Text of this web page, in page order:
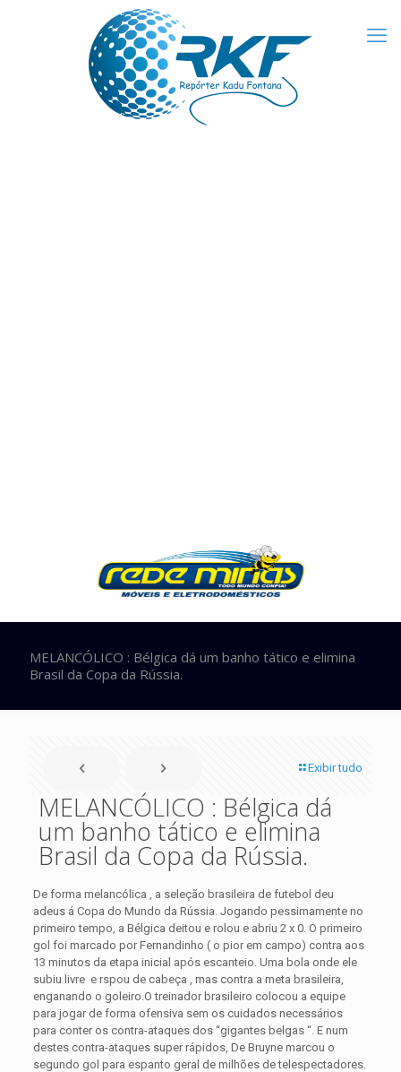
MELANCÓLICO : Bélgica dá um banho tático e elimina
Brasil da Copa da Rússia.
Exibir tudo
MELANCÓLICO : Bélgica dá
um banho tático e elimina
Brasil da Copa da Rússia.
De forma melancólica , a seleção brasileira de futebol deu
adeus á Copa do Mundo da Rússia. Jogando pessimamente no
primeiro tempo, a Bélgica deitou e rolou e abriu 2 x 0. O primeiro
gol foi marcado por Fernandinho ( o pior em campo) contra aos
13 minutos da etapa inicial após escanteio. Uma bola onde ele
subiu livre e rspou de cabeça , mas contra a meta brasileira,
enganando o goleiro.O treinador brasileiro colocou a equipe
para jogar de forma ofensiva sem os cuidados necessários
para conter os contra-ataques dos “gigantes belgas “. E num
destes contra-ataques super rápidos, De Bruyne marcou o
segundo gol para espanto geral de milhões de telespectadores.